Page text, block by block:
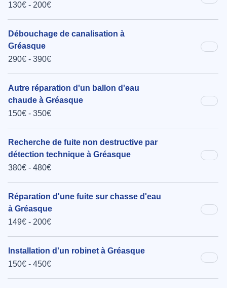
130€ - 200€
Débouchage de canalisation à
Gréasque
290€ - 390€
Autre réparation d'un ballon d'eau
chaude à Gréasque
150€ - 350€
Recherche de fuite non destructive par
détection technique à Gréasque
380€ - 480€
Réparation d'une fuite sur chasse d'eau
à Gréasque
149€ - 200€
Installation d'un robinet à Gréasque
150€ - 450€